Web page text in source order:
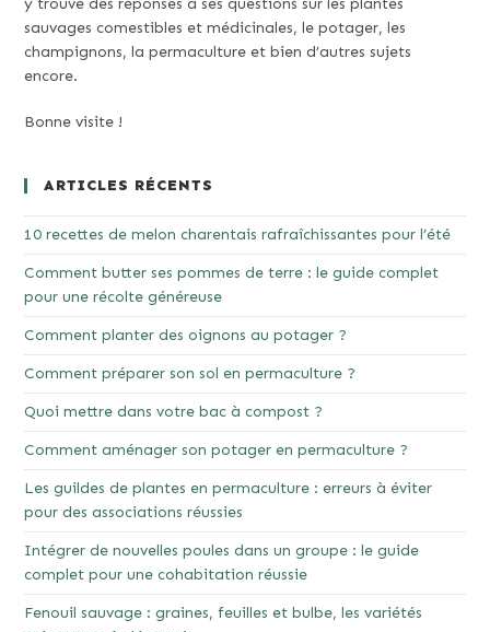
y trouve des réponses à ses questions sur les plantes
sauvages comestibles et médicinales, le potager, les
champignons, la permaculture et bien d’autres sujets
encore.
Bonne visite !
ARTICLES RÉCENTS
10 recettes de melon charentais rafraîchissantes pour l’été
Comment butter ses pommes de terre : le guide complet
pour une récolte généreuse
Comment planter des oignons au potager ?
Comment préparer son sol en permaculture ?
Quoi mettre dans votre bac à compost ?
Comment aménager son potager en permaculture ?
Les guildes de plantes en permaculture : erreurs à éviter
pour des associations réussies
Intégrer de nouvelles poules dans un groupe : le guide
complet pour une cohabitation réussie
Fenouil sauvage : graines, feuilles et bulbe, les variétés